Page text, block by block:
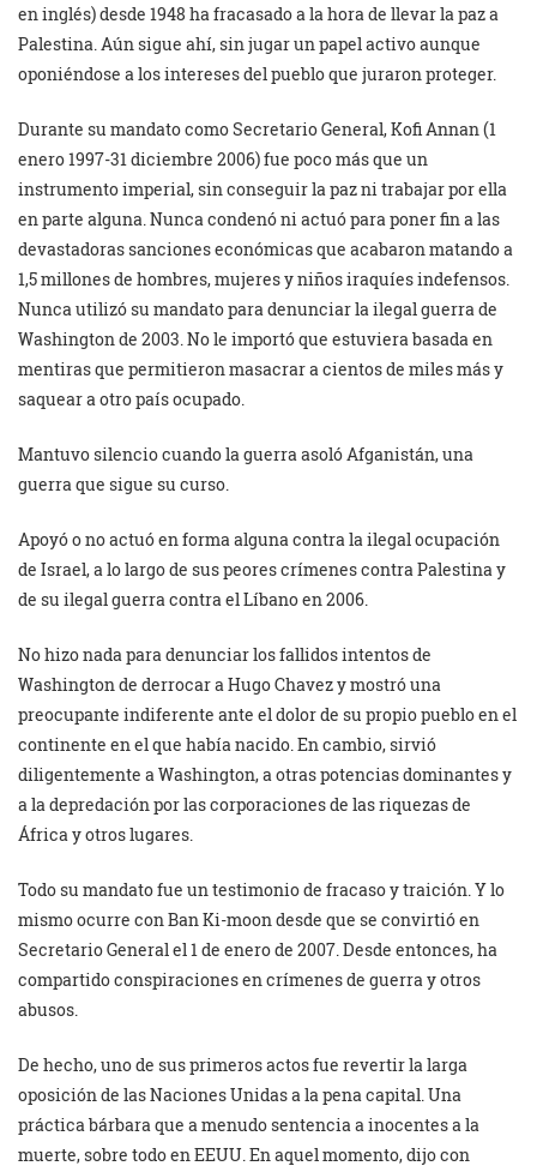
en inglés) desde 1948 ha fracasado a la hora de llevar la paz a
Palestina. Aún sigue ahí, sin jugar un papel activo aunque
oponiéndose a los intereses del pueblo que juraron proteger.
Durante su mandato como Secretario General, Kofi Annan (1
enero 1997-31 diciembre 2006) fue poco más que un
instrumento imperial, sin conseguir la paz ni trabajar por ella
en parte alguna. Nunca condenó ni actuó para poner fin a las
devastadoras sanciones económicas que acabaron matando a
1,5 millones de hombres, mujeres y niños iraquíes indefensos.
Nunca utilizó su mandato para denunciar la ilegal guerra de
Washington de 2003. No le importó que estuviera basada en
mentiras que permitieron masacrar a cientos de miles más y
saquear a otro país ocupado.
Mantuvo silencio cuando la guerra asoló Afganistán, una
guerra que sigue su curso.
Apoyó o no actuó en forma alguna contra la ilegal ocupación
de Israel, a lo largo de sus peores crímenes contra Palestina y
de su ilegal guerra contra el Líbano en 2006.
No hizo nada para denunciar los fallidos intentos de
Washington de derrocar a Hugo Chavez y mostró una
preocupante indiferente ante el dolor de su propio pueblo en el
continente en el que había nacido. En cambio, sirvió
diligentemente a Washington, a otras potencias dominantes y
a la depredación por las corporaciones de las riquezas de
África y otros lugares.
Todo su mandato fue un testimonio de fracaso y traición. Y lo
mismo ocurre con Ban Ki-moon desde que se convirtió en
Secretario General el 1 de enero de 2007. Desde entonces, ha
compartido conspiraciones en crímenes de guerra y otros
abusos.
De hecho, uno de sus primeros actos fue revertir la larga
oposición de las Naciones Unidas a la pena capital. Una
práctica bárbara que a menudo sentencia a inocentes a la
muerte, sobre todo en EEUU. En aquel momento, dijo con